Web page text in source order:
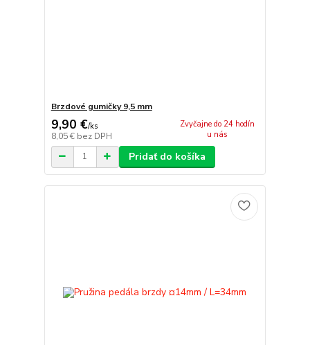
Brzdové gumičky 9,5 mm
9,90 €/ks
8,05 € bez DPH
Zvyčajne do 24 hodín
u nás
Pridať do košíka